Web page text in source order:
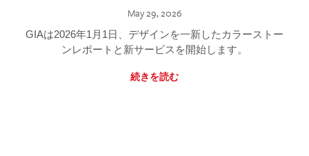
May 29, 2026
GIAは2026年1月1日、デザインを一新したカラーストー
ンレポートと新サービスを開始します。
続きを読む